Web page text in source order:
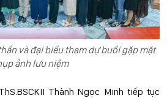
và đại biểu tham dự buổi gặp mặt
ảnh lưu niệm
Thành Ngọc Minh tiếp tục